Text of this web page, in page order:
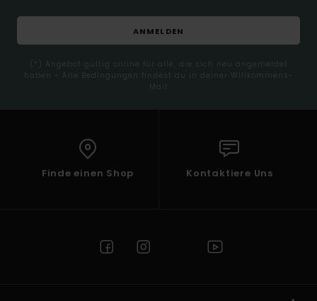
ANMELDEN
(*) Angebot gültig online für alle, die sich neu angemeldet
haben - Alle Bedingungen findest du in deiner Willkommens-
Mail
Finde einen Shop Kontaktiere Uns